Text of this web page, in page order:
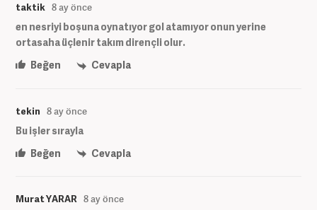
taktik 8 ay önce
en nesriyi boşuna oynatıyor gol atamıyor onun yerine
ortasaha üçlenir takım dirençli olur.
Beğen
Cevapla
tekin 8 ay önce
Bu işler sırayla
Beğen
Cevapla
Murat YARAR 8 ay önce